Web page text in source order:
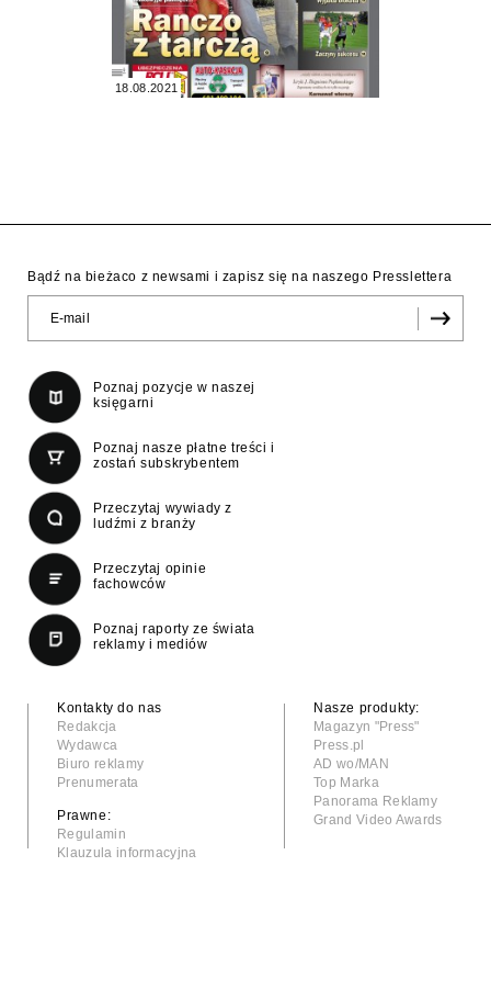
18.08.2021
Bądź na bieżaco z newsami i zapisz się na naszego Presslettera
Poznaj pozycje w naszej
księgarni
Poznaj nasze płatne treści i
zostań subskrybentem
Przeczytaj wywiady z
ludźmi z branży
Przeczytaj opinie
fachowców
Poznaj raporty ze świata
reklamy i mediów
Kontakty do nas
Redakcja
Wydawca
Biuro reklamy
Prenumerata
Prawne:
Regulamin
Klauzula informacyjna
Nasze produkty:
Magazyn "Press"
Press.pl
AD wo/MAN
Top Marka
Panorama Reklamy
Grand Video Awards